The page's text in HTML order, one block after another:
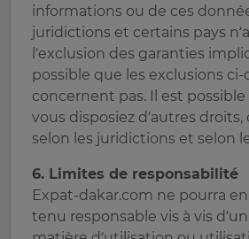
informations ou de ces
juridictions et certains pays
l’exclusion des garanties
possible que les exclusions ci-
concernent pas. Il est
vous disposiez d’autres
selon les juridictions et selon
6. Limites de responsabilité
Expat-dakar.com ne pourra
tenu responsable vis à vis